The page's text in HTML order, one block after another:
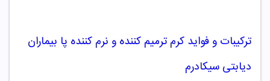
ترکیبات و فواید کرم ترمیم کننده و نرم کننده پا بیماران
دیابتی سیکادرم